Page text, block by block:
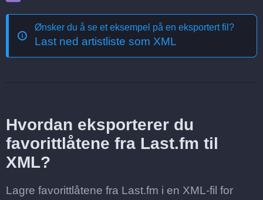
Ønsker du å se et eksempel på en eksportert fil?
Last ned artistliste som XML
Hvordan eksporterer du
favorittlåtene fra Last.fm til
XML?
Lagre favorittlåtene fra Last.fm i en XML-fil for